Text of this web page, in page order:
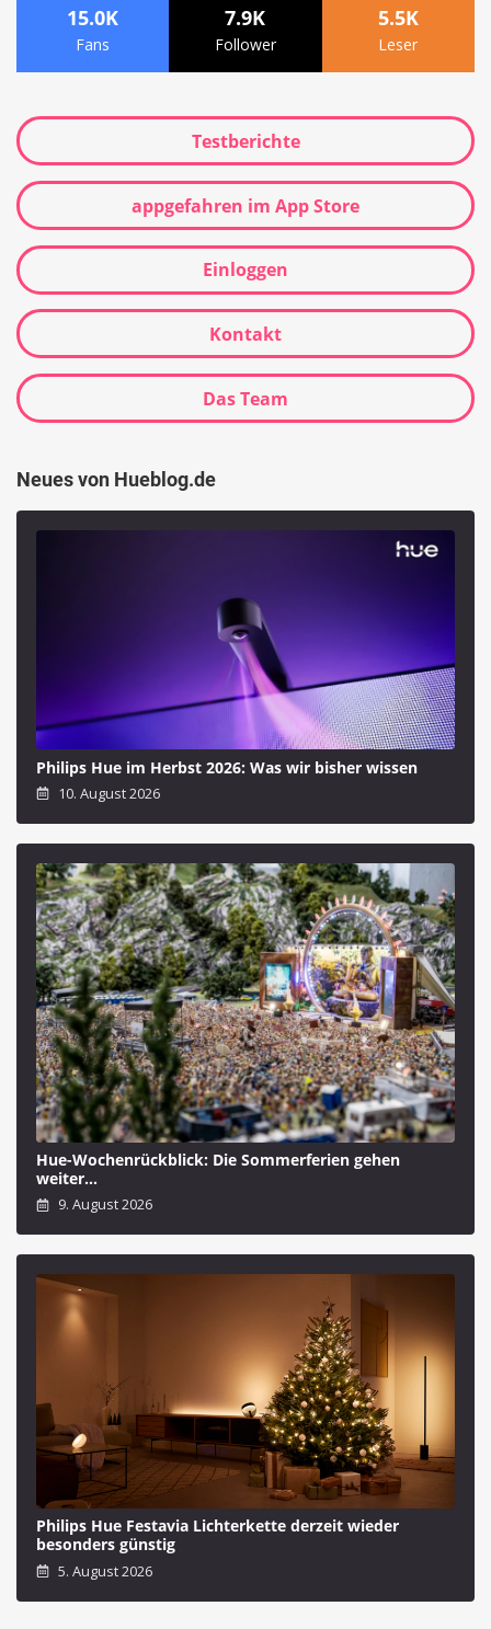
15.0K
Fans
7.9K
Follower
5.5K
Leser
Testberichte
appgefahren im App Store
Einloggen
Kontakt
Das Team
Neues von Hueblog.de
Philips Hue im Herbst 2026: Was wir bisher wissen
10. August 2026
Hue-Wochenrückblick: Die Sommerferien gehen
weiter…
9. August 2026
Philips Hue Festavia Lichterkette derzeit wieder
besonders günstig
5. August 2026